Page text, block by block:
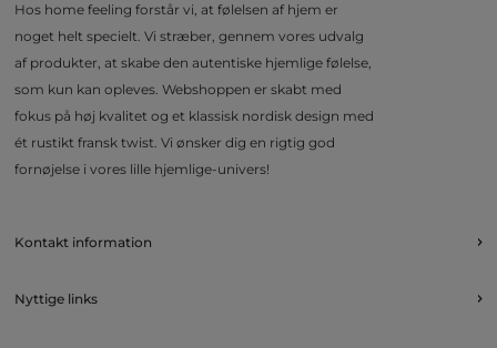
Hos home feeling forstår vi, at følelsen af hjem er
noget helt specielt. Vi stræber, gennem vores udvalg
af produkter, at skabe den autentiske hjemlige følelse,
som kun kan opleves. Webshoppen er skabt med
fokus på høj kvalitet og et klassisk nordisk design med
ét rustikt fransk twist. Vi ønsker dig en rigtig god
fornøjelse i vores lille hjemlige-univers!
Kontakt information
Nyttige links